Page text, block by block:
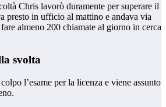
Chris lavorò duramente per superare il
presto in ufficio al mattino e andava via
almeno 200 chiamate al giorno in cerca
svolta
l’esame per la licenza e viene assunto